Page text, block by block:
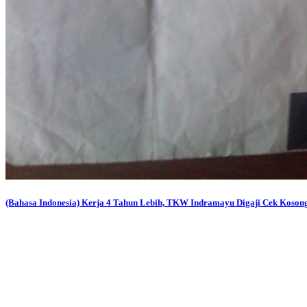
(Bahasa Indonesia) Kerja 4 Tahun Lebih, TKW Indramayu Digaji Cek